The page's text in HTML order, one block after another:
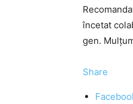
încetat
gen.
Share